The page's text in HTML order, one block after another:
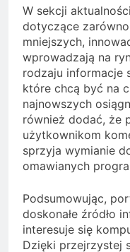
W sekcji
dotyczące
mniejszych,
wprowadzają na
rodzaju informacje
które chcą być na
najnowszych
również dodać, że
użytkownikom
sprzyja wymianie
omawianych
Podsumowując,
doskonałe źródło
interesuje się
Dzięki przejrzystej